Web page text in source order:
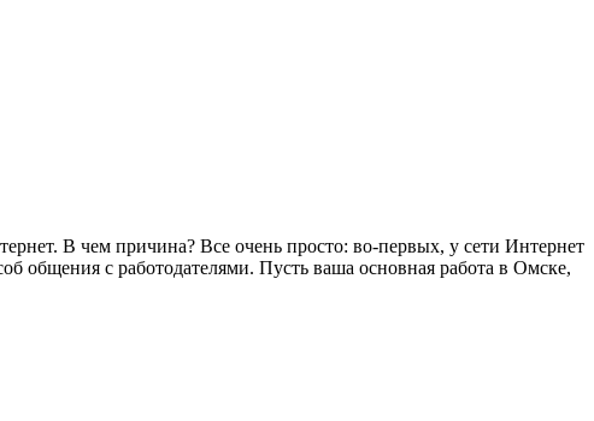
В чем причина? Все очень просто: во-первых, у сети Интернет
общения с работодателями. Пусть ваша основная работа в Омске,